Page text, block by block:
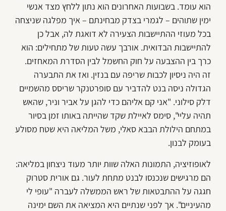
הוא עומד. בשבועות האחרונים הוא נתון ללחץ מצד אנשי
ימין שתוהים – לגמרי בצדק מבחינתם – איך מפלגה שניצחה
בכל מעוזי ההתיישבות הצעירה לא דואגת לה, אבל כן
להתיישבות הבדואית. אורבך עשה טעות של מתחילים: הוא
כרך בין ההצבעה על חוק החשמל לבין הסדרת המאחזים.
זה היה ניסיון לכבות שריפה עם בנזין. ואז את התבערה
הגדולה ניסה בנט להדביר עם סופרטנקר שריסס מהשמיים
דלק סילוני. "אני קם אליהם כדי להגן על אביר וניר, שהאש
תהיה עליי", סימס לאיילת שקד שהייתה באותו זמן בסיור
במתחם הילולת הבבא סאלי, משל המליאה היא שטח מסולע
בעומק לבנון.
לאופוזיציה, התמונות האלה שוות יותר מעוד ניצחון במליאה:
הם מרגישים שנכנסו לבנט מתחת לעור. גם אורית סטרוק
חגגה על ההתבטאות של ראש הממשלה לעברה "עופי לי
מהעיניים". אך לפני שנתיים היא המציאה את השם ימינה